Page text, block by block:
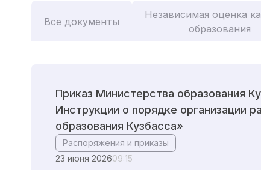
Все документы
Независимая оценка
образования
Приказ Министерства образования
Инструкции о порядке организации
образования Кузбасса»
Распоряжения и приказы
23 июня 202609:15